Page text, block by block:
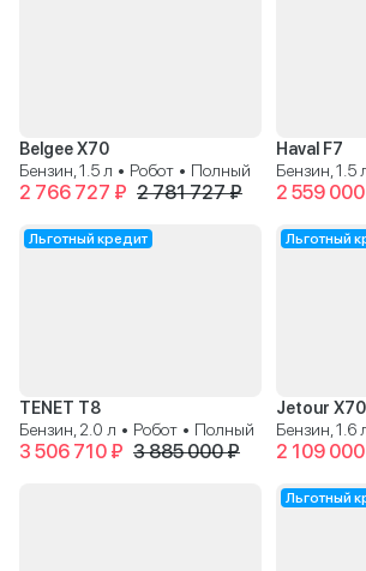
Belgee X70
Бензин, 1.5 л • Робот • Полный
2 766 727 ₽ 2 781 727 ₽
Haval F7
2 559
Льготный кредит
TENET T8
Бензин, 2.0 л • Робот • Полный
3 506 710 ₽ 3 885 000 ₽
Льготный
Jetour
2 109
Льготный